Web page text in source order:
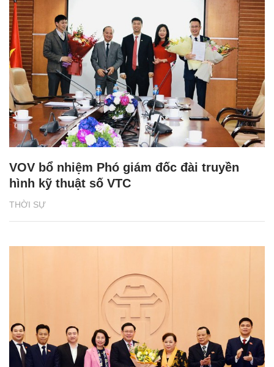
THỜI SỰ
VOV bổ nhiệm Phó giám đốc đài truyền
hình kỹ thuật số VTC